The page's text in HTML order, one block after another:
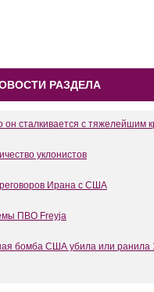
РАЗДЕЛА
сталкивается с тяжелейшим
уклонистов
Ирана с США
ПВО Freyja
бомба США убила или ранила